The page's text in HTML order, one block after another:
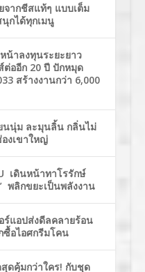
จากชีสแท้ๆ แบบเต็ม
กได้ทุกเมนู
น้าลงทุนระยะยาว
ออีก 20 ปี ปักหมุด
สร้างงานกว่า 6,000
นนุ่ม ละมุนลิ้น กลิ่นไม่
องเขาใหญ่
เดินหน้าทาโรรักษ์
พลิกขยะเป็นพลังงาน
ร์แอปส่งดีลคลายร้อน
ซื้อไอศกรีมโคน
ดคุ้มกว่าใคร! กับชุด